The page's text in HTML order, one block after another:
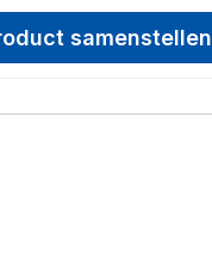
samenstellen